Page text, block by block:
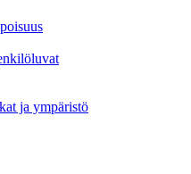
ja ympäristö